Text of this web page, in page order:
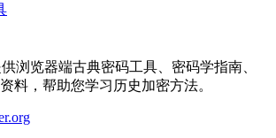
供浏览器端古典密码工具、密码学指南、
料，帮助您学习历史加密方法。